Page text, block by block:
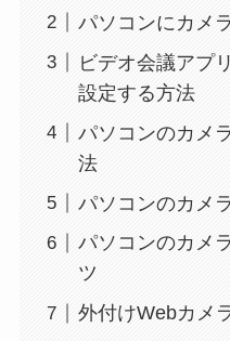
パソコンにカメ
ビデオ会議アプ
設定する方法
パソコンのカメ
法
パソコンのカメ
パソコンのカメ
ツ
外付けWebカメ